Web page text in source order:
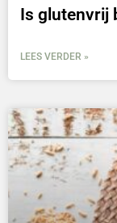
Is glutenvrij
LEES VERDER »